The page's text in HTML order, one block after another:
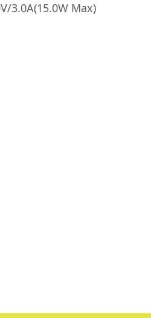
3.0A(15.0W Max)